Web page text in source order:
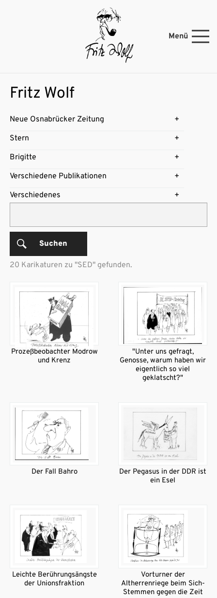
Menü
Fritz Wolf
Neue Osnabrücker Zeitung
Stern
Brigitte
Verschiedene Publikationen
Verschiedenes
Suchen
20 Karikaturen zu "SED" gefunden.
Prozeßbeobachter Modrow
und Krenz
"Unter uns gefragt,
Genosse, warum haben wir
eigentlich so viel
geklatscht?"
Der Fall Bahro
Der Pegasus in der DDR ist
ein Esel
Leichte Berührungsängste
der Unionsfraktion
Vorturner der
Altherrenriege beim Sich-
Stemmen gegen die Zeit